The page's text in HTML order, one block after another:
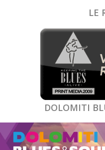
LE
DOLOMITI